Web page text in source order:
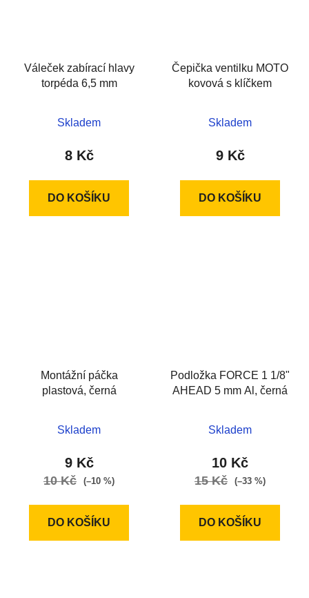
Váleček zabírací hlavy
torpéda 6,5 mm
Skladem
8 Kč
DO KOŠÍKU
Čepička ventilku MOTO
kovová s klíčkem
Skladem
9 Kč
DO KOŠÍKU
Montážní páčka
plastová, černá
Skladem
9 Kč
10 Kč (–10 %)
DO KOŠÍKU
Podložka FORCE 1 1/8"
AHEAD 5 mm Al, černá
Skladem
10 Kč
15 Kč (–33 %)
DO KOŠÍKU